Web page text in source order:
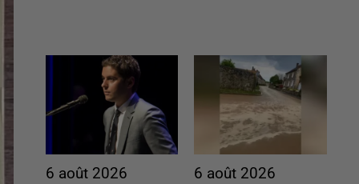
6 août 2026
6 août 2026